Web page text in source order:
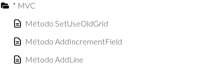
* MVC
Método SetUseOldGrid
Método AddIncrementField
Método AddLine